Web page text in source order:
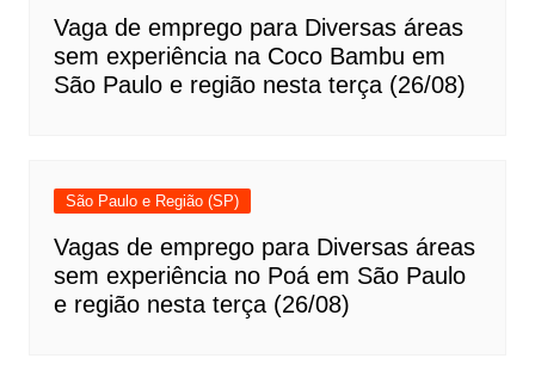
Vaga de emprego para Diversas áreas
sem experiência na Coco Bambu em
São Paulo e região nesta terça (26/08)
São Paulo e Região (SP)
Vagas de emprego para Diversas áreas
sem experiência no Poá em São Paulo
e região nesta terça (26/08)